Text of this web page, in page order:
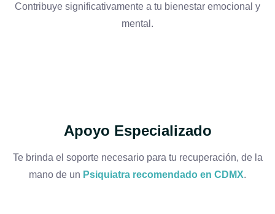
Contribuye significativamente a tu bienestar emocional y
mental.
Apoyo Especializado
Te brinda el soporte necesario para tu recuperación, de la
mano de un Psiquiatra recomendado en CDMX.